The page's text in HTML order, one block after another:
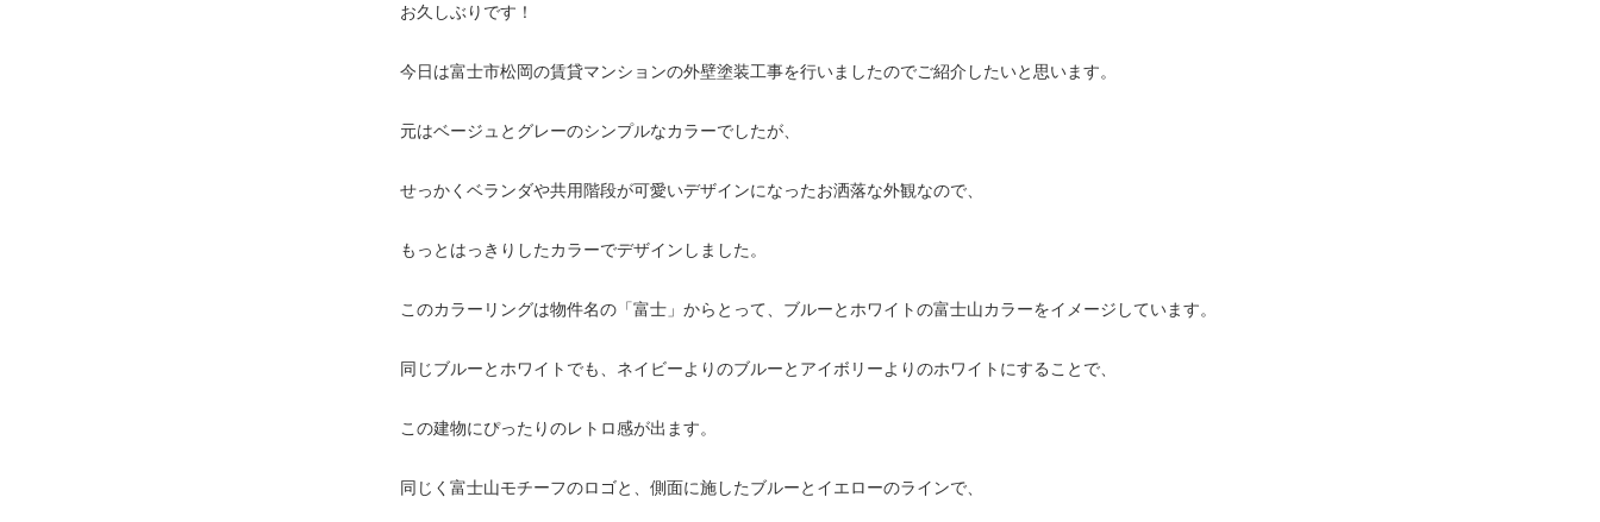
お久しぶりです！
今日は富士市松岡の賃貸マンションの外壁塗装工事を行いましたのでご紹介したいと思います。
元はベージュとグレーのシンプルなカラーでしたが、
せっかくベランダや共用階段が可愛いデザインになったお洒落な外観なので、
もっとはっきりしたカラーでデザインしました。
このカラーリングは物件名の「富士」からとって、ブルーとホワイトの富士山カラーをイメージしています。
同じブルーとホワイトでも、ネイビーよりのブルーとアイボリーよりのホワイトにすることで、
この建物にぴったりのレトロ感が出ます。
同じく富士山モチーフのロゴと、側面に施したブルーとイエローのラインで、